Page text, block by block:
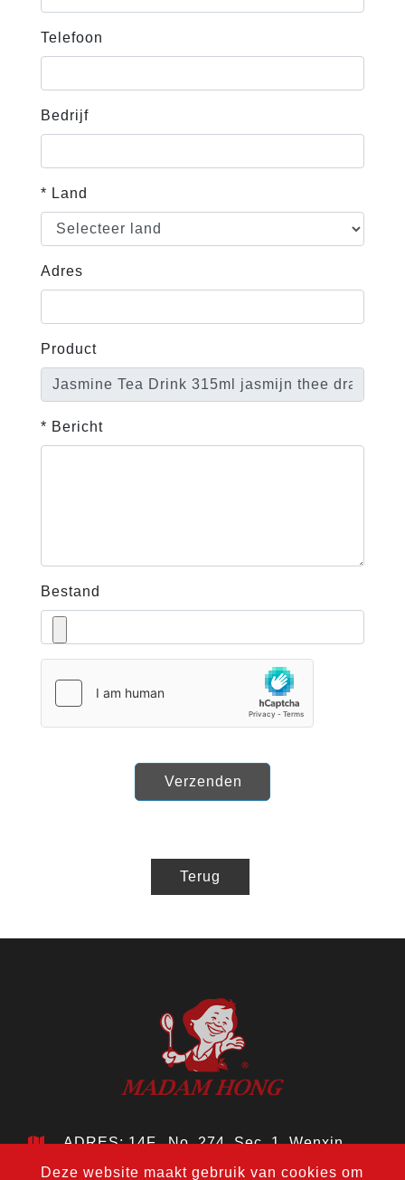
Telefoon
Bedrijf
* Land
Adres
Product
* Bericht
Bestand
Verzenden
Terug
Deze website maakt gebruik van cookies om
ADRES: 14F., No. 274, Sec. 1, Wenxin
Rd., Nantun Dist., Taichung City 408, Taiwan